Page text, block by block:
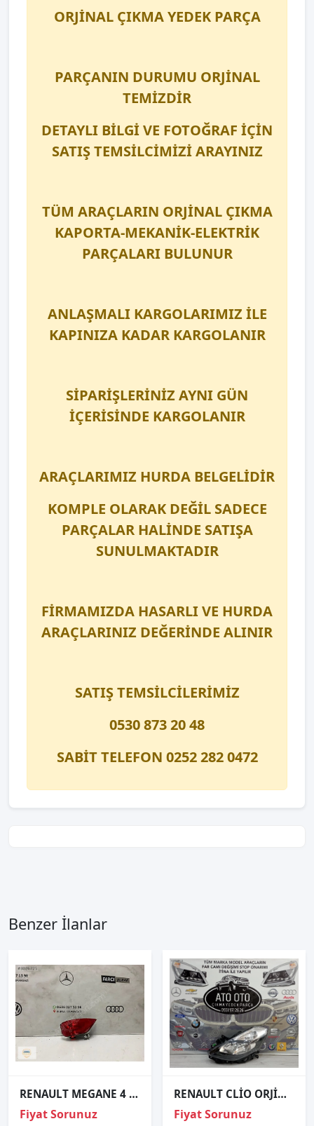
ORJİNAL ÇIKMA YEDEK PARÇA
PARÇANIN DURUMU ORJİNAL
TEMİZDİR
DETAYLI BİLGİ VE FOTOĞRAF İÇİN
SATIŞ TEMSİLCİMİZİ ARAYINIZ
TÜM ARAÇLARIN ORJİNAL ÇIKMA
KAPORTA-MEKANİK-ELEKTRİK
PARÇALARI BULUNUR
ANLAŞMALI KARGOLARIMIZ İLE
KAPINIZA KADAR KARGOLANIR
SİPARİŞLERİNİZ AYNI GÜN
İÇERİSİNDE KARGOLANIR
ARAÇLARIMIZ HURDA BELGELİDİR
KOMPLE OLARAK DEĞİL SADECE
PARÇALAR HALİNDE SATIŞA
SUNULMAKTADIR
FİRMAMIZDA HASARLI VE HURDA
ARAÇLARINIZ DEĞERİNDE ALINIR
SATIŞ TEMSİLCİLERİMİZ
0530 873 20 48
SABİT TELEFON 0252 282 0472
Benzer İlanlar
RENAULT MEGANE 4 SCENİC 4 SOL ARKA REFLEKTÖR ORJİNAL
Fiyat Sorunuz
RENAULT CLİO ORJİNAL ÇIKMA SOL FAR
Fiyat Sorunuz